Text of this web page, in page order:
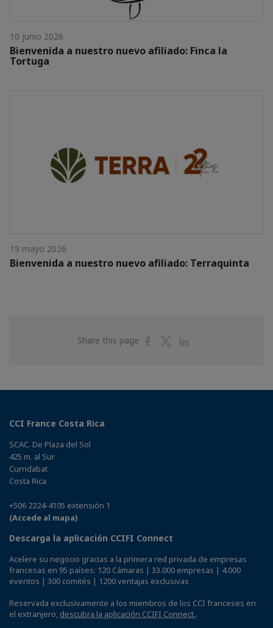
10 junio 2026
Bienvenida a nuestro nuevo afiliado: Finca la
Tortuga
19 mayo 2026
Bienvenida a nuestro nuevo afiliado: Terraquinta
Share this page
ShareShare
CCI France Costa Rica
SCAC. De Plaza del Sol
425 m. al Sur
Curridabat
Costa Rica
+506 2224-4105 extensión 1
(Accede al mapa)
Descarga la aplicación CCIFI Connect
Acelere su negocio gracias a la primera red privada de empresas
francesas en 95 países: 120 Cámaras | 33.000 empresas | 4.000
eventos | 300 comités | 1200 ventajas exclusivas
Reservada exclusivamente a los miembros de los CCI franceses en
el extranjero, descubra la aplicación CCIFI Connect..